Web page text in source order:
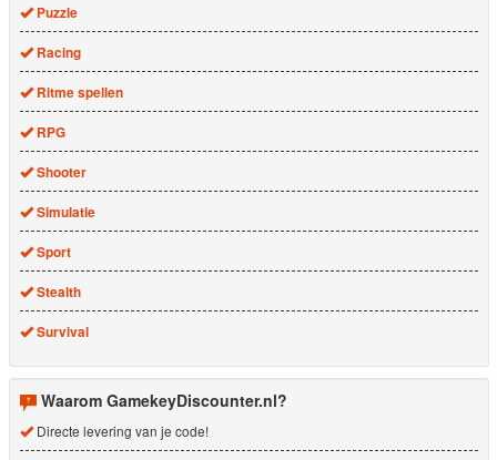
Puzzle
Racing
Ritme spellen
RPG
Shooter
Simulatie
Sport
Stealth
Survival
Waarom GamekeyDiscounter.nl?
Directe levering van je code!